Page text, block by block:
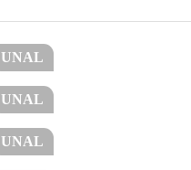
UNAL
UNAL
UNAL